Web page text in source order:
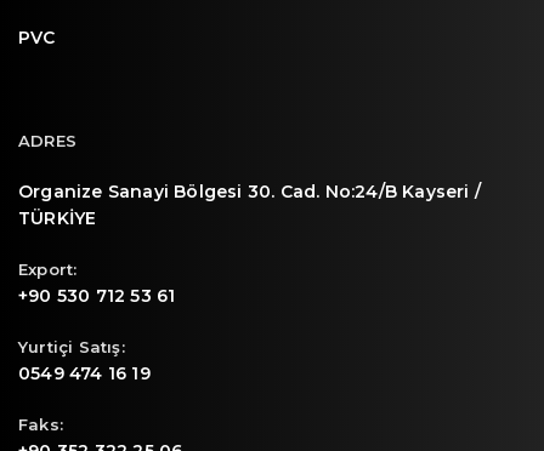
PVC
ADRES
Organize Sanayi Bölgesi 30. Cad. No:24/B Kayseri /
TÜRKİYE
Export:
+90 530 712 53 61
Yurtiçi Satış:
0549 474 16 19
Faks: